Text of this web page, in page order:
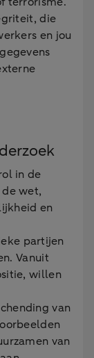
die
en jou
in de
wet,
en
partijen
Vanuit
willen
van
van